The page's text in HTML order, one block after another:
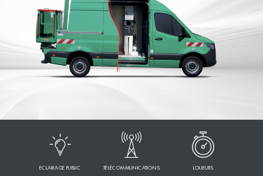
ECLAIRAGE PUBLIC TÉLÉCOMMUNICATIONS LOUEURS